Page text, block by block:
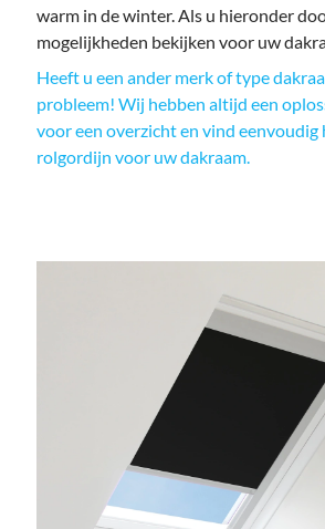
warm in de winter. Als u hieronder
mogelijkheden bekijken voor uw
Heeft u een ander merk of type
probleem! Wij hebben altijd een
voor een overzicht en vind eenvoudig
rolgordijn voor uw dakraam.